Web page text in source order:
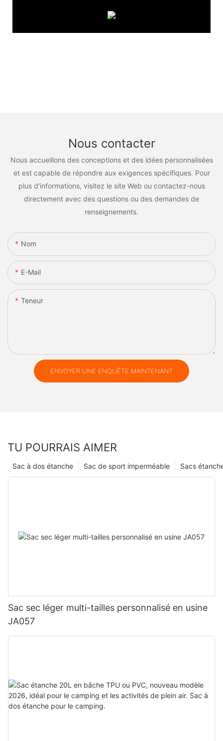
Nous contacter
Nous accueillons des conceptions et des idées personnalisées
et est capable de répondre aux exigences spécifiques. Pour
plus d'informations, visitez le site Web ou contactez-nous
directement avec des questions ou des demandes de
renseignements.
Nom
E-Mail
Teneur
ENVOYER UNE ENQUÊTE MAINTENANT
TU POURRAIS AIMER
Sacs
Sac de sport imperméable
Sac à dos étanche
Sac sec léger multi-tailles personnalisé en usine
JA057